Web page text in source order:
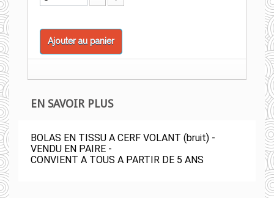
Ajouter au panier
EN SAVOIR PLUS
BOLAS EN TISSU A CERF VOLANT (bruit) -
VENDU EN PAIRE -
CONVIENT A TOUS A PARTIR DE 5 ANS